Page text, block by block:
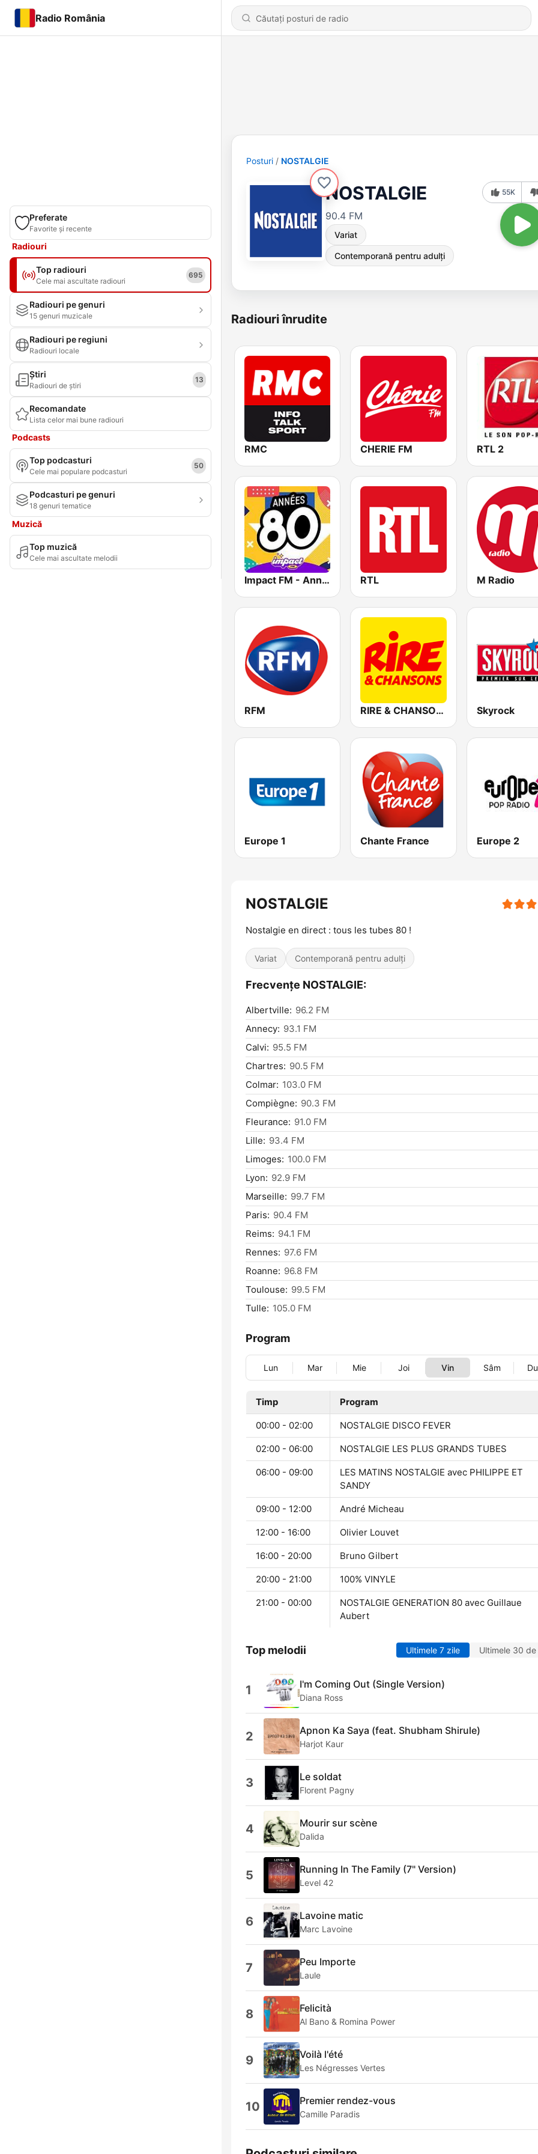
Radio România
Preferate
Favorite și recente
Radiouri
Top radiouri
Cele mai ascultate radiouri
695
Radiouri pe genuri
15 genuri muzicale
Radiouri pe regiuni
Radiouri locale
Știri
Radiouri de știri
13
Recomandate
Lista celor mai bune radiouri
Podcasts
Top podcasturi
Cele mai populare podcasturi
50
Podcasturi pe genuri
18 genuri tematice
Muzică
Top muzică
Cele mai ascultate melodii
Posturi NOSTALGIE
NOSTALGIE
90.4 FM
Variat
Contemporană pentru adulți
55K
Radiouri înrudite
RMC CHERIE FM RTL 2
Impact FM - Années 80 RTL M Radio
RFM RIRE & CHANSONS Skyrock
Europe 1 Chante France Europe 2
NOSTALGIE
Nostalgie en direct : tous les tubes 80 !
Variat Contemporană pentru adulți
Frecvențe NOSTALGIE:
Albertville: 96.2 FM
Annecy: 93.1 FM
Calvi: 95.5 FM
Chartres: 90.5 FM
Colmar: 103.0 FM
Compiègne: 90.3 FM
Fleurance: 91.0 FM
Lille: 93.4 FM
Limoges: 100.0 FM
Lyon: 92.9 FM
Marseille: 99.7 FM
Paris: 90.4 FM
Reims: 94.1 FM
Rennes: 97.6 FM
Roanne: 96.8 FM
Toulouse: 99.5 FM
Tulle: 105.0 FM
Program
Lun Mar Mie Joi Vin Sâm
Timp Program
00:00 - 02:00 NOSTALGIE DISCO FEVER
02:00 - 06:00 NOSTALGIE LES PLUS GRANDS TUBES
06:00 - 09:00
LES MATINS NOSTALGIE avec PHILIPPE ET
SANDY
09:00 - 12:00 André Micheau
12:00 - 16:00 Olivier Louvet
16:00 - 20:00 Bruno Gilbert
20:00 - 21:00 100% VINYLE
21:00 - 00:00
NOSTALGIE GENERATION 80 avec Guillaue
Aubert
Top melodii Ultimele 7 zile Ultimele 30 de
1 I'm Coming Out (Single Version)
Diana Ross
2 Apnon Ka Saya (feat. Shubham Shirule)
Harjot Kaur
3 Le soldat
Florent Pagny
4 Mourir sur scène
Dalida
5 Running In The Family (7" Version)
Level 42
6 Lavoine matic
Marc Lavoine
7 Peu Importe
Laule
8 Felicità
Al Bano & Romina Power
9 Voilà l'été
Les Négresses Vertes
10 Premier rendez-vous
Camille Paradis